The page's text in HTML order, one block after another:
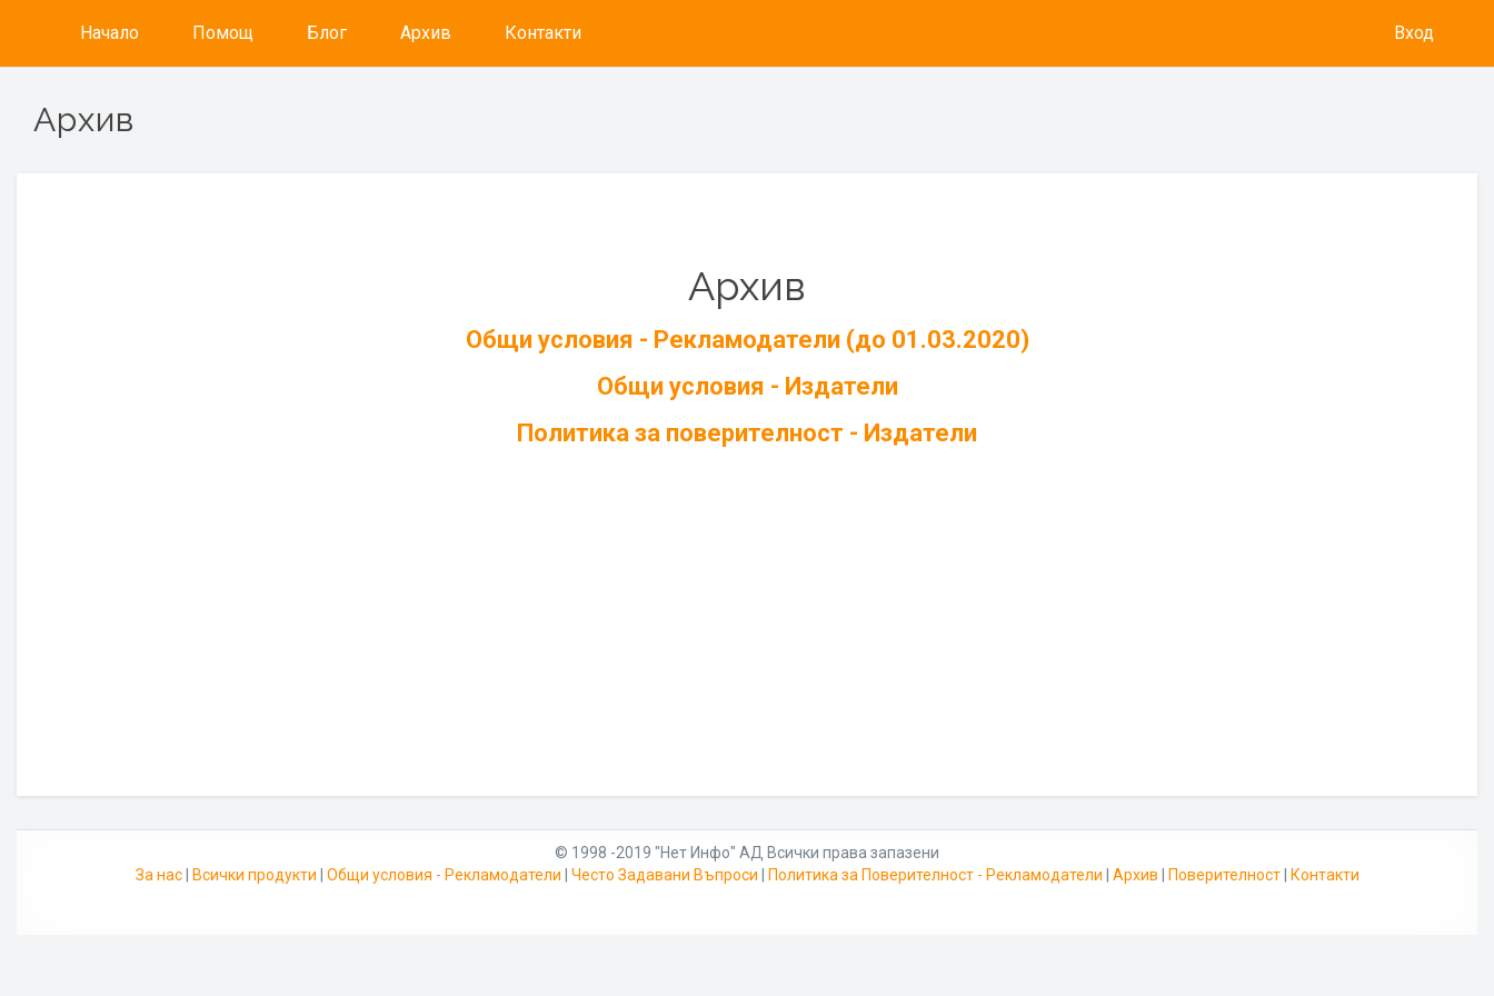
Начало Помощ Блог Архив Контакти Вход
Архив
Архив
Общи условия - Рекламодатели (до 01.03.2020)
Общи условия - Издатели
Политика за поверителност - Издатели
© 1998 -2019 "Нет Инфо" АД Всички права запазени
За нас| Всички продукти Общи условия - Рекламодатели Често Задавани Въпроси Политика за Поверителност - Рекламодатели Архив Поверителност| Контакти